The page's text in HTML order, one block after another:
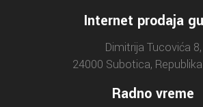
Internet prodaja
Dimitrija Tucovića 8,
24000 Subotica,
Radno vreme